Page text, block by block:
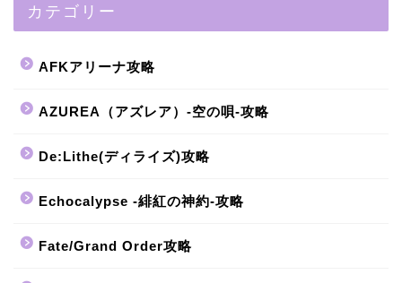
カテゴリー
AFKアリーナ攻略
AZUREA（アズレア）-空の唄-攻略
De:Lithe(ディライズ)攻略
Echocalypse -緋紅の神約-攻略
Fate/Grand Order攻略